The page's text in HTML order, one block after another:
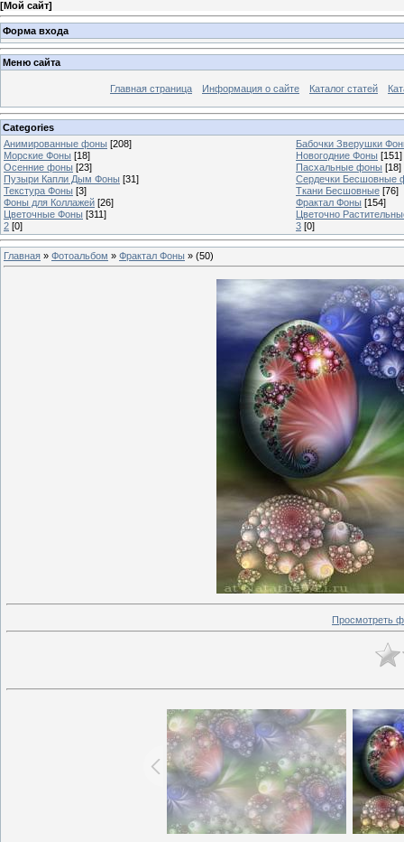
[Мой сайт]
Форма входа
Меню сайта
Главная страница Информация о сайте Каталог статей
Categories
Анимированные фоны [208]
Бабочки Зверушки
Морские Фоны [18] Новогодние Фоны [151]
Осенние фоны [23] Пасхальные фоны [18]
Пузыри Капли Дым Фоны [31]
Сердечки Бесшовные
Текстура Фоны [3] Ткани Бесшовные [76]
Фоны для Коллажей [26] Фрактал Фоны [154]
Цветочные Фоны [311]
Цветочно
2 [0] 3 [0]
Главная » Фотоальбом » Фрактал Фоны » (50)
Просмотреть